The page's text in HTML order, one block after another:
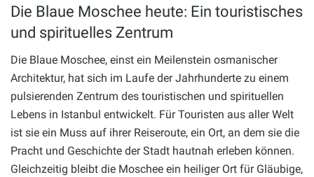
Die Blaue Moschee heute: Ein touristisches
und spirituelles Zentrum
Die Blaue Moschee, einst ein Meilenstein osmanischer
Architektur, hat sich im Laufe der Jahrhunderte zu einem
pulsierenden Zentrum des touristischen und spirituellen
Lebens in Istanbul entwickelt. Für Touristen aus aller Welt
ist sie ein Muss auf ihrer Reiseroute, ein Ort, an dem sie die
Pracht und Geschichte der Stadt hautnah erleben können.
Gleichzeitig bleibt die Moschee ein heiliger Ort für Gläubige,